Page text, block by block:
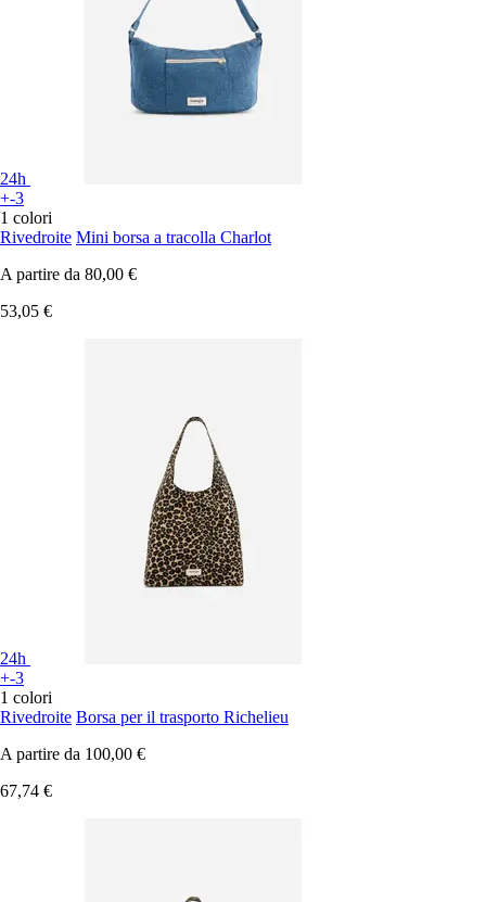
24h
+-3
1 colori
Rivedroite Mini borsa a tracolla Charlot
A partire da 80,00 €
53,05 €
24h
+-3
1 colori
Rivedroite Borsa per il trasporto Richelieu
A partire da 100,00 €
67,74 €